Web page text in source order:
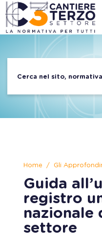
Home Gli
Guida
registro
nazionale
settore